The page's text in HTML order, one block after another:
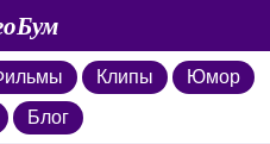
Клипы
Юмор
Блог